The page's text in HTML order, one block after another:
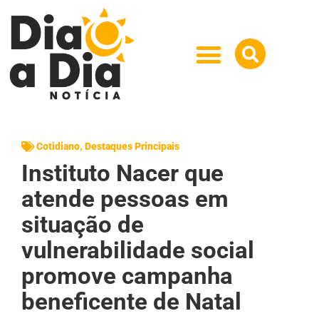
Cotidiano, Destaques Principais
Instituto Nacer que
atende pessoas em
situação de
vulnerabilidade social
promove campanha
beneficente de Natal